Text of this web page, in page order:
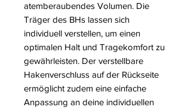
atemberaubendes Volumen. Die
Träger des BHs lassen sich
individuell verstellen, um einen
optimalen Halt und Tragekomfort zu
gewährleisten. Der verstellbare
Hakenverschluss auf der Rückseite
ermöglicht zudem eine einfache
Anpassung an deine individuellen